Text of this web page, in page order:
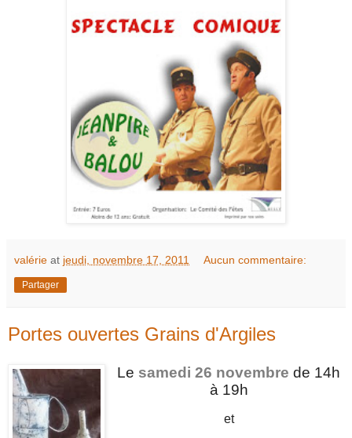
valérie at jeudi, novembre 17, 2011 Aucun commentaire:
Partager
Portes ouvertes Grains d'Argiles
Le samedi 26 novembre de 14h
à 19h
et